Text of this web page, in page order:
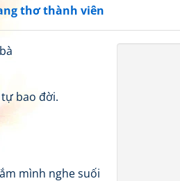
thơ thành viên
bao đời.
mình nghe suối